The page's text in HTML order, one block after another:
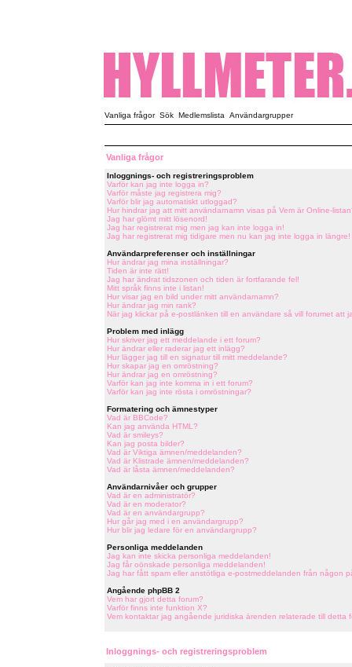
Vanliga frågor Sök Medlemslista Användargrupper
Vanliga frågor
Inloggnings- och registreringsproblem
Varför kan jag inte logga in?
Varför måste jag registrera mig?
Varför blir jag automatiskt utloggad?
Hur hindrar jag att mitt användarnamn visas på Vem är Online-
Jag har glömt mitt lösenord!
Jag har registrerat mig men jag kan inte logga in!
Jag har registrerat mig tidigare men nu kan jag inte logga in längre!
Användarpreferenser och inställningar
Hur ändrar jag mina inställningar?
Tiden är inte rätt!
Jag har ändrat tidszonen och tiden är fortfarande fel!
Mitt språk finns inte i listan!
Hur visar jag en bild under mitt användarnamn?
Hur ändrar jag min rank?
När jag klickar på e-postlänken till en användare så vill forumet att
Problem med inlägg
Hur skriver jag ett meddelande i ett forum?
Hur ändrar eller raderar jag ett inlägg?
Hur lägger jag till en signatur till mitt meddelande?
Hur skapar jag en omröstning?
Hur ändrar jag en omröstning?
Varför kan jag inte komma in i ett forum?
Varför kan jag inte rösta i omröstningar?
Formatering och ämnestyper
Vad är BBCode?
Kan jag använda HTML?
Vad är smileys?
Kan jag posta bilder?
Vad är Viktiga ämnen/meddelanden?
Vad är Klistrade ämnen/meddelanden?
Vad är låsta ämnen/meddelanden?
Användarnivåer och grupper
Vad är en administratör?
Vad är en moderator?
Vad är en användargrupp?
Hur går jag med i en användargrupp?
Hur blir jag ledare för en användargrupp?
Personliga meddelanden
Jag kan inte skicka personliga meddelanden!
Jag får oönskade personliga meddelanden!
Jag har fått spam eller anstötliga e-postmeddelanden från någon
Angående phpBB 2
Vem har gjort detta forum?
Varför finns inte funktion X?
Vem kontaktar jag angående juridiska ärenden relaterade till detta
Inloggnings- och registreringsproblem